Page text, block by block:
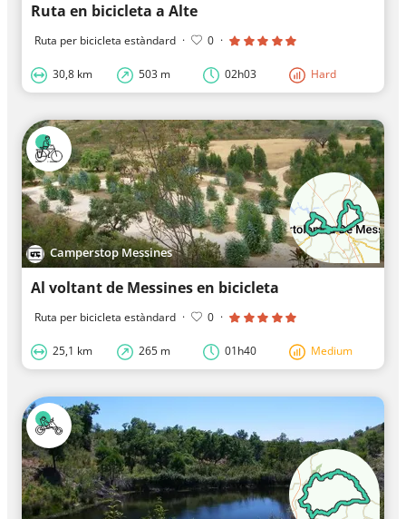
Ruta en bicicleta a Alte
Ruta per bicicleta estàndard · 0 ·
30,8 km 503 m 02h03 Hard
Camperstop Messines
Al voltant de Messines en bicicleta
Ruta per bicicleta estàndard · 0 ·
25,1 km 265 m 01h40 Medium